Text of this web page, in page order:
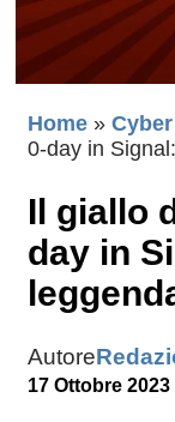
Home »
0-day in
Il giallo
day in
Autore
17 Ottobre 2023